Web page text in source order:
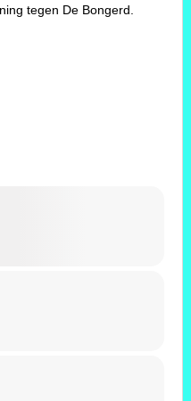
tegen De Bongerd.